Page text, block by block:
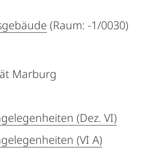
(Raum: -1/0030)
Marburg
(Dez. VI)
(VI A)